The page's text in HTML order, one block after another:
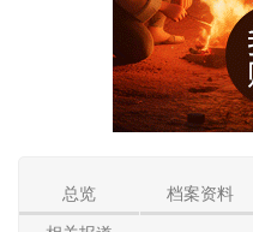
总览 档案资料